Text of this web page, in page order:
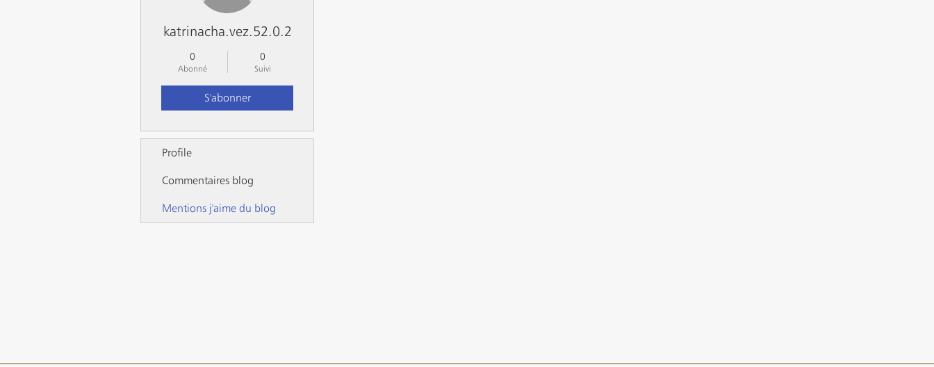
katrinacha.vez.52.0.2
0
Abonné
0
Suivi
S'abonner
Profile
Commentaires blog
Mentions j'aime du blog